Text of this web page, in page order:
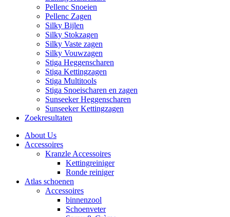
Pellenc Snoeien
Pellenc Zagen
Silky Bijlen
Silky Stokzagen
Silky Vaste zagen
Silky Vouwzagen
Stiga Heggenscharen
Stiga Kettingzagen
Stiga Multitools
Stiga Snoeischaren en zagen
Sunseeker Heggenscharen
Sunseeker Kettingzagen
Zoekresultaten
About Us
Accessoires
Kranzle Accessoires
Kettingreiniger
Ronde reiniger
Atlas schoenen
Accessoires
binnenzool
Schoenveter